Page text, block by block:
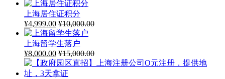
上海居住证积分
¥4,999.00 ¥10,000.00
上海留学生落户
¥8,000.00 ¥15,000.00